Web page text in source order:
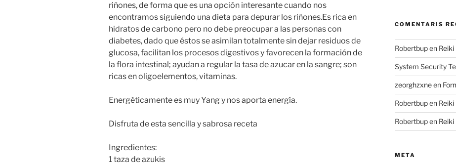
riñones, de forma que es una opción interesante cuando nos
encontramos siguiendo una dieta para depurar los riñones.Es rica en
hidratos de carbono pero no debe preocupar a las personas con
diabetes, dado que éstos se asimilan totalmente sin dejar residuos de
glucosa, facilitan los procesos digestivos y favorecen la formación de
la flora intestinal; ayudan a regular la tasa de azucar en la sangre; son
ricas en oligoelementos, vitaminas.
Energéticamente es muy Yang y nos aporta energía.
Disfruta de esta sencilla y sabrosa receta
Ingredientes:
1 taza de azukis
COMENTARIS
Robertbupen Reiki
System Security
zeorghzxneen
Robertbupen Reiki
Robertbupen Reiki
META